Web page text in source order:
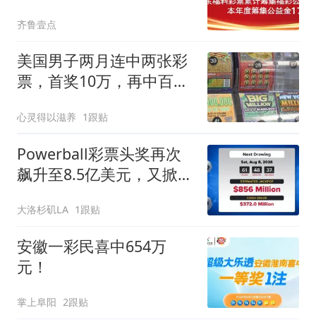
齐鲁壹点
美国男子两月连中两张彩
票，首奖10万，再中百万
心灵得以滋养 1跟贴
Powerball彩票头奖再次
飙升至8.5亿美元，又掀起
大洛杉矶LA 1跟贴
安徽一彩民喜中654万
元！
掌上阜阳 2跟贴